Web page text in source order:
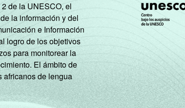
de la UNESCO, el
la información y del
e Información
logro de los objetivos
para monitorear la
El ámbito de
africanos de lengua